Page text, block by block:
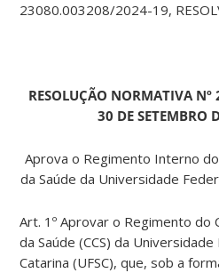
23080.003208/2024-19,
RESOLUÇÃO NORMATIVA
30 DE SETEMBRO
Aprova o Regimento Interno
da Saúde da Universidade
Art. 1º Aprovar o Regimento do
da Saúde (CCS) da
Catarina (UFSC), que, sob a